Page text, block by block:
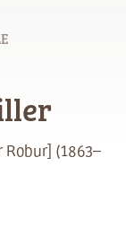
Robur] (1863–